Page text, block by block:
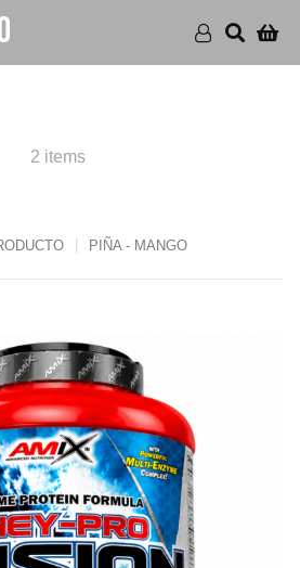
2 items
PIÑA - MANGO